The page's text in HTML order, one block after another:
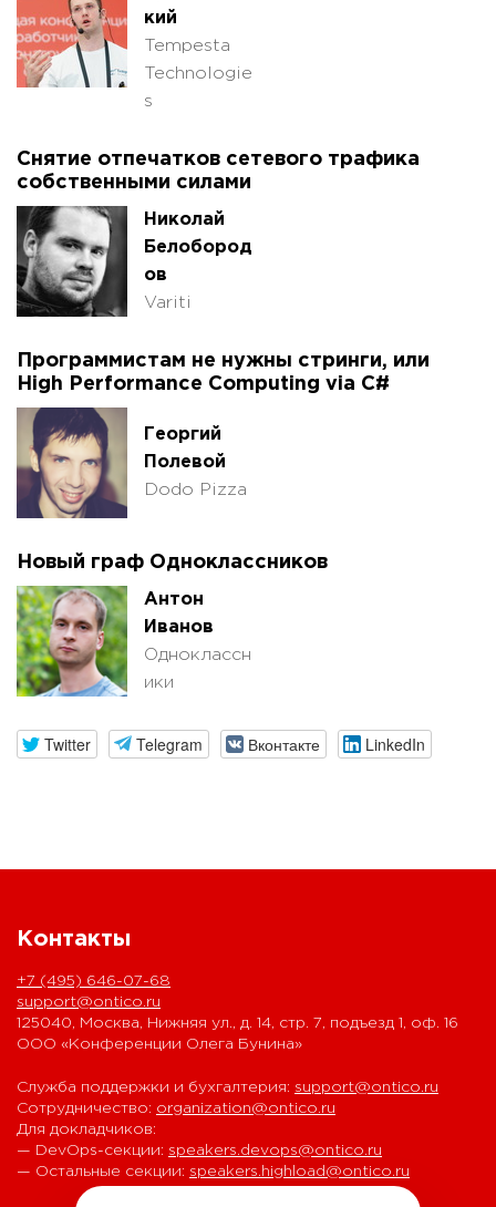
кий
Tempesta
Technologie
s
Снятие отпечатков сетевого трафика
собственными силами
Николай
Белобород
ов
Variti
Программистам не нужны стринги, или
High Performance Computing via C#
Георгий
Полевой
Dodo Pizza
Новый граф Одноклассников
Антон
Иванов
Одноклассн
ики
Twitter Telegram Вконтакте LinkedIn
Контакты
+7 (495) 646-07-68
support@ontico.ru
125040, Москва, Нижняя ул., д. 14, стр. 7, подъезд 1, оф. 16
ООО «Конференции Олега Бунина»
Служба поддержки и бухгалтерия: support@ontico.ru
Сотрудничество: organization@ontico.ru
Для докладчиков:
— DevOps-секции: speakers.devops@ontico.ru
— Остальные секции: speakers.highload@ontico.ru